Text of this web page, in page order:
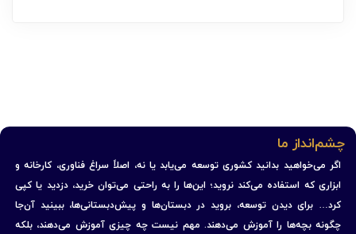
چشم‌انداز ما
اگر می‌خواهید بدانید کشوری توسعه می‌یابد یا نه، اصلاً سراغ فناوری، کارخانه و
ابزاری که استفاده می‌کند نروید؛ این‌ها را به راحتی می‌توان خرید، دزدید یا کپی
کرد… برای دیدن توسعه، بروید در دبستان‌ها و پیش‌دبستانی‌ها، ببینید آن‌جا
چگونه بچه‌ها را آموزش می‌دهند. مهم نیست چه چیزی آموزش می‌دهند، بلکه